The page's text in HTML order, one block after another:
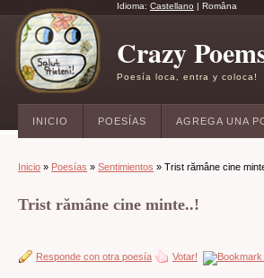
Idioma: Castellano | Româna
Crazy
Poesía loca, entra y coloca!
INICIO POESÍAS AGREGA UNA
Inicio » Poesías » Sentimientos » Trist rămâne cine
Trist rămâne cine minte..!
Responde con otra poesía Votar!